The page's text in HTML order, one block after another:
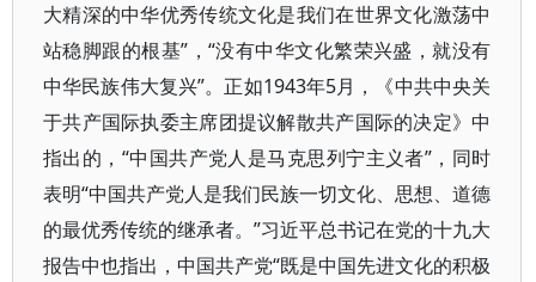
大精深的中华优秀传统文化是我们在世界文化激荡中
站稳脚跟的根基”，“没有中华文化繁荣兴盛，就没有
中华民族伟大复兴”。正如1943年5月，《中共中央关
于共产国际执委主席团提议解散共产国际的决定》中
指出的，“中国共产党人是马克思列宁主义者”，同时
表明“中国共产党人是我们民族一切文化、思想、道德
的最优秀传统的继承者。”习近平总书记在党的十九大
报告中也指出，中国共产党“既是中国先进文化的积极